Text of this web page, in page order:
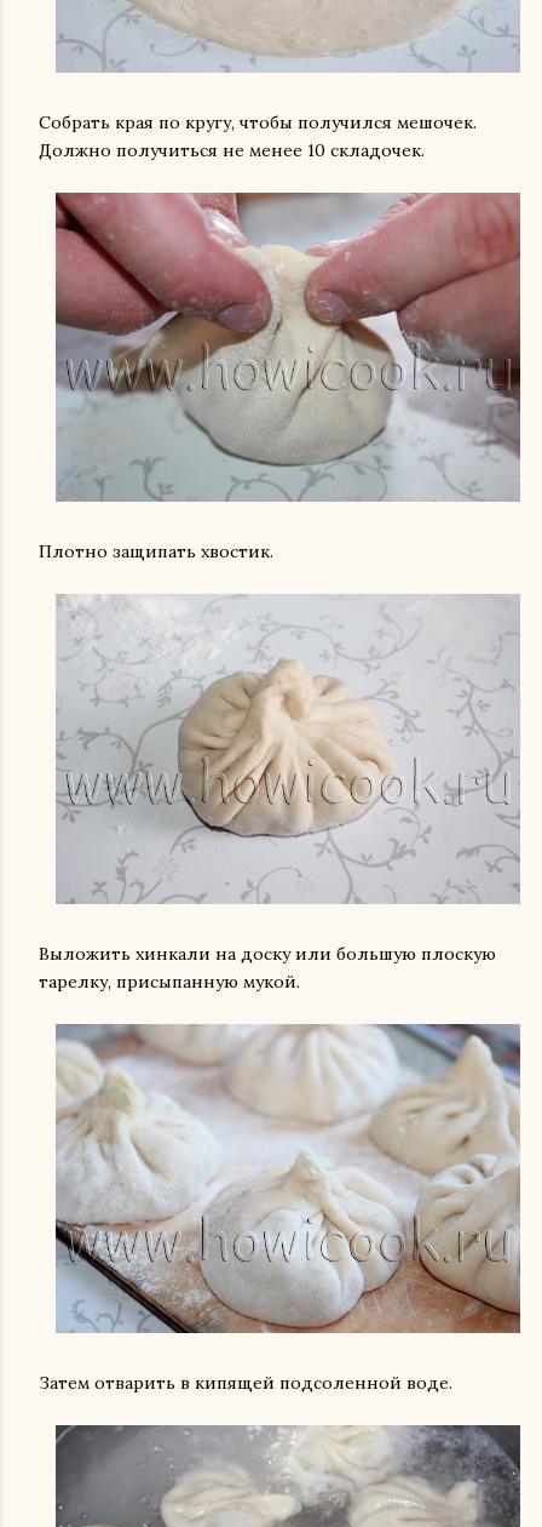
Собрать края по кругу, чтобы получился мешочек.
Должно получиться не менее 10 складочек.
Плотно защипать хвостик.
Выложить хинкали на доску или большую плоскую
тарелку, присыпанную мукой.
Затем отварить в кипящей подсоленной воде.